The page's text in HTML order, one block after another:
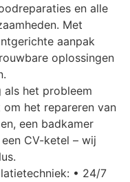
en alle
Met
aanpak
oplossingen
als het probleem
het repareren van
een badkamer
CV-ketel – wij
• 24/7